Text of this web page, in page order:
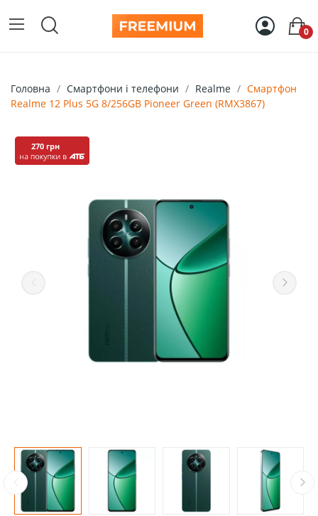
0
Головна Смартфони і телефони Realme
Смартфон
Realme 12 Plus 5G 8/256GB Pioneer Green (RMX3867)
270 грн